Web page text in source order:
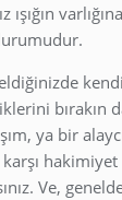
bırakın
ya bir
hakimiyet
Ve,